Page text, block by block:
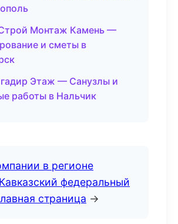
Монтаж Камень —
и сметы в
Этаж — Санузлы и
работы в Нальчик
в регионе
федеральный
страница →